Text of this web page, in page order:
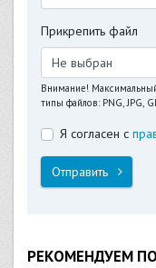
Прикрепить файл
Не выбран
Внимание!
типы файлов: PNG, JPG,
Я согласен с
Отправить
РЕКОМЕНДУЕМ